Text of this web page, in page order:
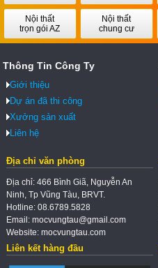
Nội thất
trọn gói AZ
Nội thất
chung cư
Thông Tin Công Ty
Giới thiệu
Dự án đã thi công
Xưởng sản xuất
Liên hệ
Địa chỉ văn phòng
Địa chỉ: 466 Bình Giã, Nguyễn An
Ninh, Tp Vũng Tàu, BRVT.
Hotline: 08.6789.5828
Email: mocvungtau@gmail.com
Website: mocvungtau.com
Liên kết hàng đầu